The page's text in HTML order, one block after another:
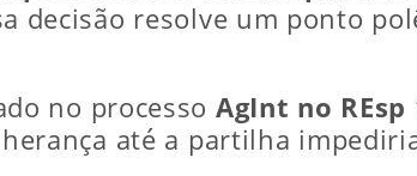
decisão resolve um ponto
no processo AgInt no REsp
até a partilha